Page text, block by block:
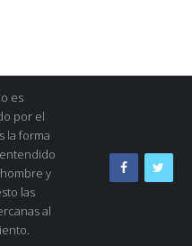
es
por el
la forma
y
las
al